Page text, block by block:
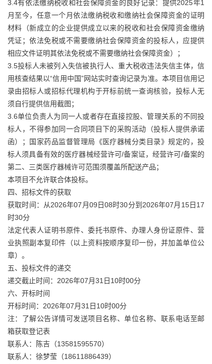
3.4有依法缴纳税收和社会保障资金的良好记录：提供2025年1
月至今，任意一个月依法缴纳税收和缴纳社会保障资金的证明
材料（新成立的企业提供成立以来的税收和社会保障资金缴纳
凭证；依法免税或不需要缴纳社会保障资金的投标人，应提供
相应文件证明其依法免税或不需要缴纳社会保障资金）；
3.5投标人未被列入失信被执行人、重大税收违法失信主体，信
用核查结果以“信用中国”网站实时查询记录为准。本项目信用记
录由招标人或招标代理机构于开标前统一查询核验，投标人无
须自行提供信用截图；
3.6单位负责人为同一人或者存在直接控股、管理关系的不同投
标人，不得参加同一合同项目下的采购活动（投标人提供承诺
函）；国家药品监督管理局《医疗器械分类目录》规定的，投
标人须具备有效的医疗器械经营许可/备案证，经营许可/备案的
第二、三类医疗器械许可范围须覆盖所配送产品；
本项目不允许联合体投标。
四、招标文件的获取
获取时间：从2026年07月09日08时30分到2026年07月15日17
时30分
法定代表人证明书原件、委托书原件、办理人身份证原件、营
业执照副本复印件（以上资料按顺序复印一份，并加盖单位公
章）。
五、投标文件的递交
递交截止时间：2026年07月31日10时00分
六、开标时间
开标时间：2026年07月31日10时00分
注：了解公告详情可发送项目名称、单位名称、联系电话至邮
箱获取登记表
联系人：陈吉（13581595570）
联系人：徐梦莹（18611886439）